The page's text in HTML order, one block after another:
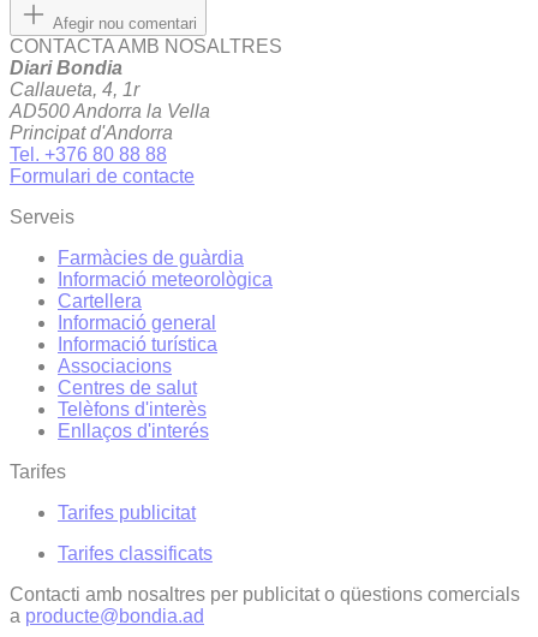
Afegir nou comentari
CONTACTA AMB NOSALTRES
Diari Bondia
Callaueta, 4, 1r
AD500 Andorra la Vella
Principat d'Andorra
Tel. +376 80 88 88
Formulari de contacte
Serveis
Farmàcies de guàrdia
Informació meteorològica
Cartellera
Informació general
Informació turística
Associacions
Centres de salut
Telèfons d'interès
Enllaços d'interés
Tarifes
Tarifes publicitat
Tarifes classificats
Contacti amb nosaltres per publicitat o qüestions comercials
a producte@bondia.ad